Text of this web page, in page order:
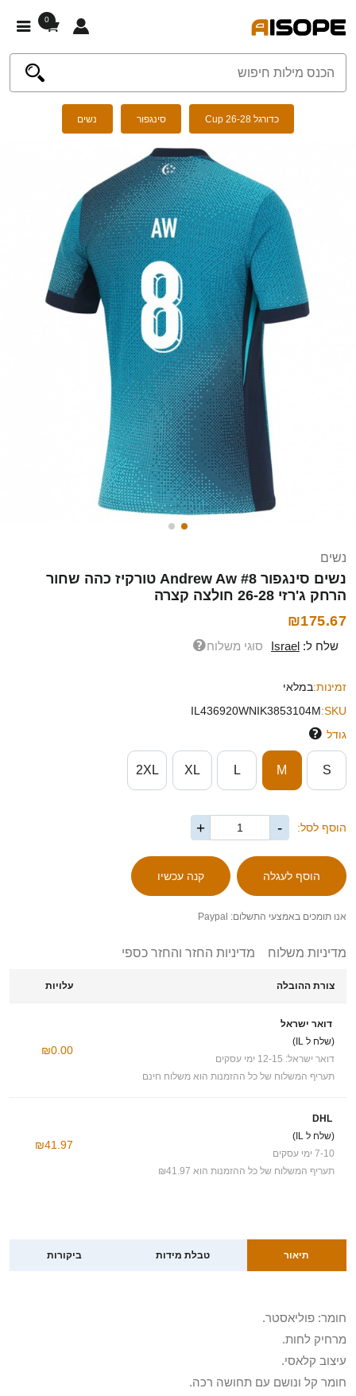
0
כדורגל Cup 26-28 סינגפור נשים
נשים
נשים סינגפור Andrew Aw #8 טורקיז כהה שחור
הרחק ג'רזי 26-28 חולצה קצרה
₪175.67
שלח ל: Israel סוגי משלוח
זמינות:במלאי
SKU:
IL436920WNIK3853104M
גודל
S
M
L
XL
2XL
הוסף לסל: -
+
אנו תומכים באמצעי התשלום: Paypal
מדיניות משלוח מדיניות החזר והחזר כספי
צורת ההובלה עלויות
דואר ישראל
(שלח ל IL)
דואר ישראל: 12-15 ימי עסקים
תעריף המשלוח של כל ההזמנות הוא משלוח חינם
₪0.00
DHL
(שלח ל IL)
7-10 ימי עסקים
תעריף המשלוח של כל ההזמנות הוא ₪41.97
₪41.97
תיאור טבלת מידות ביקורות
חומר: פוליאסטר.
מרחיק לחות.
עיצוב קלאסי.
חומר קל ונושם עם תחושה רכה.